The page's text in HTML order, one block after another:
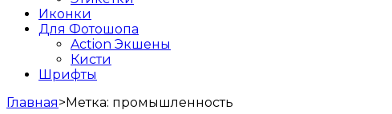
Иконки
Для Фотошопа
Action Экшены
Кисти
Шрифты
Главная>Метка: промышленность